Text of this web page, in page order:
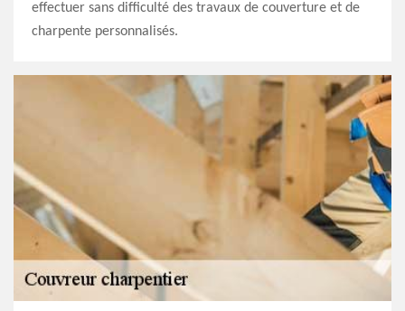
effectuer sans difficulté des travaux de couverture et de
charpente personnalisés.